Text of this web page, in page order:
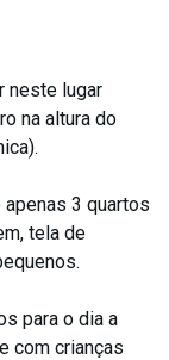
neste lugar
na altura do
3 quartos
tela de
para o dia a
com crianças